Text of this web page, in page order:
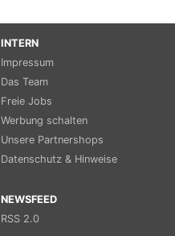
INTERN
Impressum
Das Team
Freie Jobs
Werbung schalten
Unsere Partnershops
Datenschutz & Hinweise
NEWSFEED
RSS 2.0